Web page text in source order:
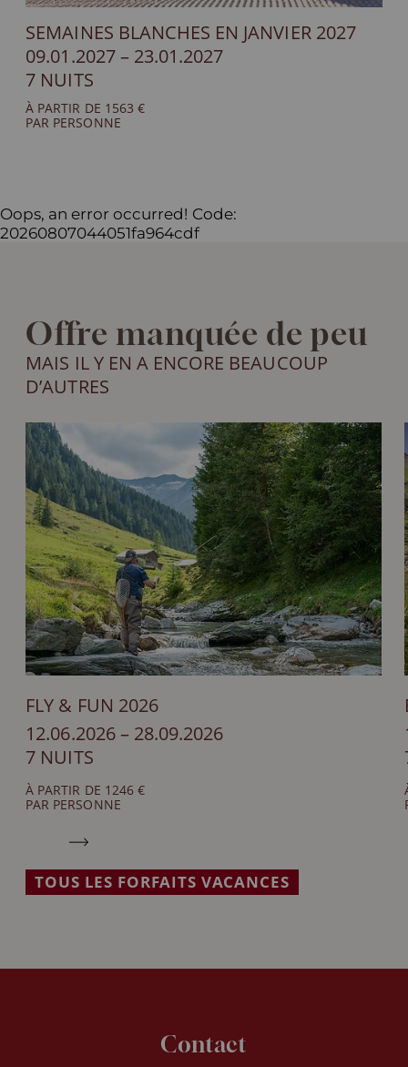
SEMAINES BLANCHES EN JANVIER 2027
09.01.2027 – 23.01.2027
7 NUITS
À PARTIR DE 1563 €
PAR PERSONNE
Oops, an error occurred! Code:
20260807044051fa964cdf
Offre manquée de peu
MAIS IL Y EN A ENCORE BEAUCOUP
D’AUTRES
FLY & FUN 2026
12.06.2026 – 28.09.2026
7 NUITS
À PARTIR DE 1246 €
PAR PERSONNE
TOUS LES FORFAITS VACANCES
Contact